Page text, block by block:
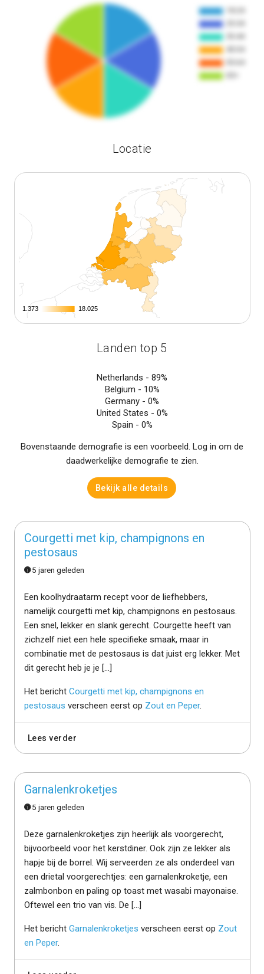
Locatie
1.373
1.373 18.025
18.025
Landen top 5
Netherlands - 89%
Belgium - 10%
Germany - 0%
United States - 0%
Spain - 0%
Bovenstaande demografie is een voorbeeld. Log in om de
daadwerkelijke demografie te zien.
Bekijk alle details
Courgetti met kip, champignons en
pestosaus
5 jaren geleden
Een koolhydraatarm recept voor de liefhebbers,
namelijk courgetti met kip, champignons en pestosaus.
Een snel, lekker en slank gerecht. Courgette heeft van
zichzelf niet een hele specifieke smaak, maar in
combinatie met de pestosaus is dat juist erg lekker. Met
dit gerecht heb je je […]
Het bericht Courgetti met kip, champignons en
pestosaus verscheen eerst op Zout en Peper.
Lees verder
Garnalenkroketjes
5 jaren geleden
Deze garnalenkroketjes zijn heerlijk als voorgerecht,
bijvoorbeeld voor het kerstdiner. Ook zijn ze lekker als
hapje bij de borrel. Wij serveerden ze als onderdeel van
een drietal voorgerechtjes: een garnalenkroketje, een
zalmbonbon en paling op toast met wasabi mayonaise.
Oftewel een trio van vis. De […]
Het bericht Garnalenkroketjes verscheen eerst op Zout
en Peper.